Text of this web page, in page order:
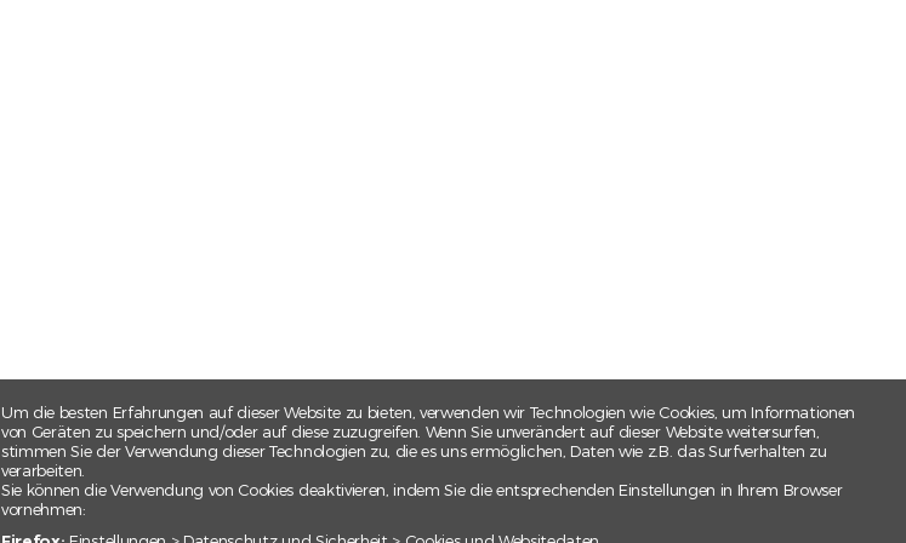
Um die besten Erfahrungen auf dieser Website zu bieten, verwenden wir Technologien wie Cookies, um Informationen
von Geräten zu speichern und/oder auf diese zuzugreifen. Wenn Sie unverändert auf dieser Website weitersurfen,
stimmen Sie der Verwendung dieser Technologien zu, die es uns ermöglichen, Daten wie z.B. das Surfverhalten zu
verarbeiten.
Sie können die Verwendung von Cookies deaktivieren, indem Sie die entsprechenden Einstellungen in Ihrem Browser
vornehmen: